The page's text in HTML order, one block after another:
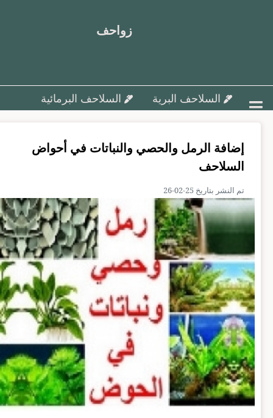
زواحف
السلاحف البرية السلاحف البرمائية
تزاوج وتفريخ السلاحف ورعاية البيض
السلاحف البحرية
إضافة الرمل والحصي والنباتات في أحواض
السلاحف
تم النشر بتاريخ 25-02-26